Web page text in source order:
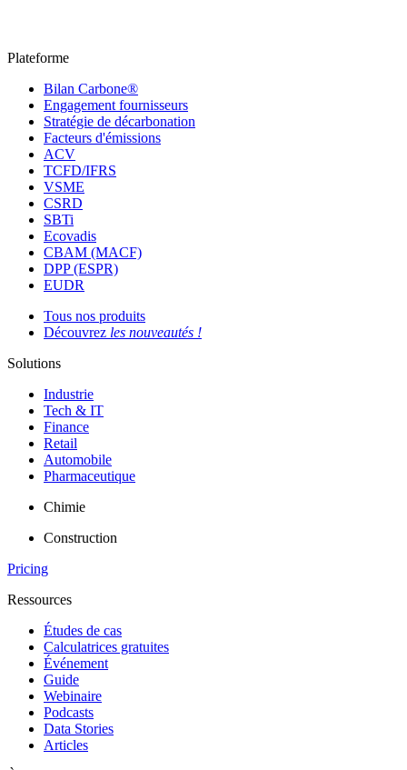
Plateforme
Bilan Carbone®
Engagement fournisseurs
Stratégie de décarbonation
Facteurs d'émissions
ACV
TCFD/IFRS
VSME
CSRD
SBTi
Ecovadis
CBAM (MACF)
DPP (ESPR)
EUDR
Tous nos produits
Découvrez les nouveautés !
Solutions
Industrie
Tech & IT
Finance
Retail
Automobile
Pharmaceutique
Chimie
Construction
Pricing
Ressources
Études de cas
Calculatrices gratuites
Événement
Guide
Webinaire
Podcasts
Data Stories
Articles